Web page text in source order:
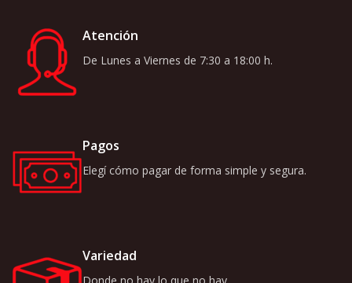
Atención
De Lunes a Viernes de 7:30 a 18:00 h.
Pagos
Elegí cómo pagar de forma simple y segura.
Variedad